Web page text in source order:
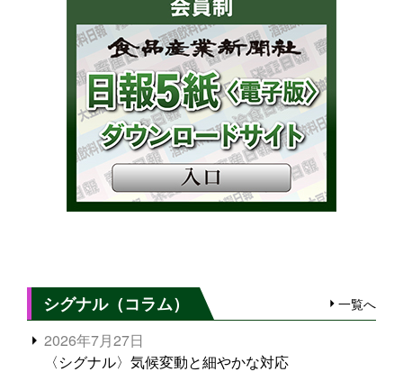
シグナル（コラム） 一覧へ
2026年7月27日
〈シグナル〉気候変動と細やかな対応